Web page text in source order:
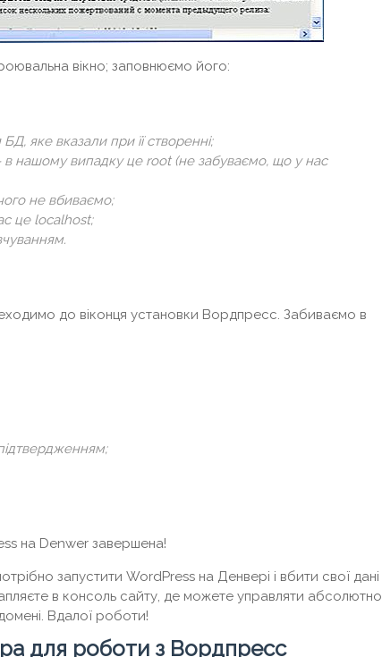
вікно; заповнюємо його:
яке вказали при її створенні;
в нашому випадку це root (не забуваємо, що у нас
не вбиваємо;
це localhost;
до віконця установки Вордпресс. Забиваємо в
на Denwer завершена!
запустити WordPress на Денвері і вбити свої дані
в консоль сайту, де можете управляти абсолютно
Вдалої роботи!
для роботи з Вордпресс